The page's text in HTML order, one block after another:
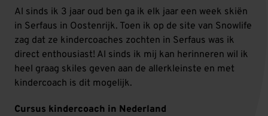
Al sinds ik 3 jaar oud ben ga ik elk jaar een week skiën
in Serfaus in Oostenrijk. Toen ik op de site van Snowlife
zag dat ze kindercoaches zochten in Serfaus was ik
direct enthousiast! Al sinds ik mij kan herinneren wil ik
heel graag skiles geven aan de allerkleinste en met
kindercoach is dit mogelijk.
Cursus kindercoach in Nederland